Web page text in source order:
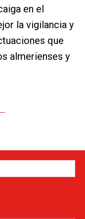
en el
la vigilancia y
que
almerienses y